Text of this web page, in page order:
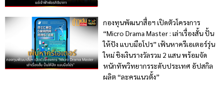
กองทุนพัฒนาสื่อฯ เปิดตัวโครงการ
“Micro Drama Master : เล่าเรื่องสั้น ปั้น
ให้ปัง แบบมือโปร” เฟ้นหาครีเอเตอร์รุ่น
ใหม่ ชิงเงินรางวัลรวม 2 แสน พร้อมจัด
หนักทัพวิทยากรระดับประเทศ อัปสกิล
ผลิต “ละครแนวตั้ง”